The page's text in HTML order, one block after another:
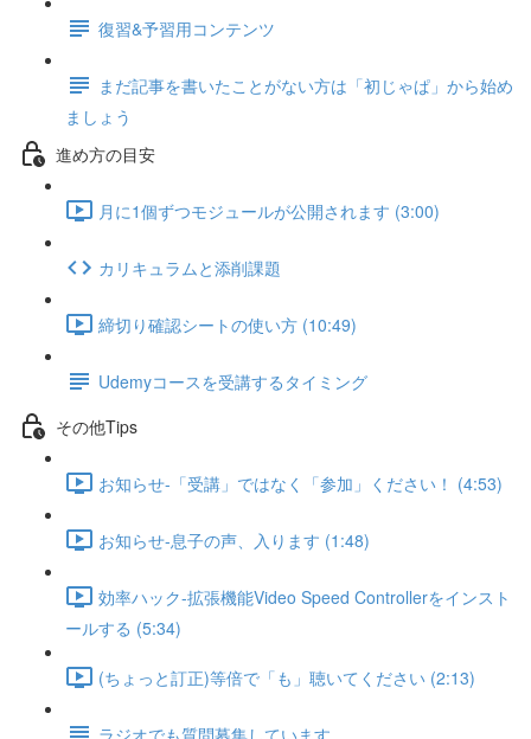
復習&予習用コンテンツ
まだ記事を書いたことがない方は「初じゃぱ」から始め
ましょう
進め方の目安
月に1個ずつモジュールが公開されます (3:00)
カリキュラムと添削課題
締切り確認シートの使い方 (10:49)
Udemyコースを受講するタイミング
その他Tips
お知らせ-「受講」ではなく「参加」ください！ (4:53)
お知らせ-息子の声、入ります (1:48)
効率ハック-拡張機能Video Speed Controllerをインスト
ールする (5:34)
(ちょっと訂正)等倍で「も」聴いてください (2:13)
ラジオでも質問募集しています